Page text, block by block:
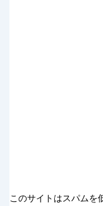
このサイトはスパムを